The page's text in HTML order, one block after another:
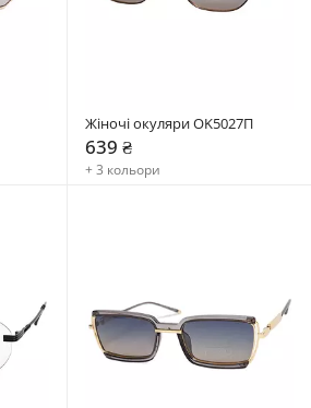
Жіночі окуляри OK5027П
639 ₴
+ 3 кольори